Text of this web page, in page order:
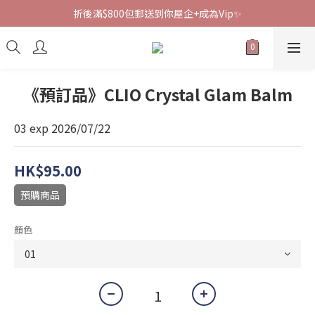
折後滿$800包郵送到你屋企+成為Vip✨
《預訂品》CLIO Crystal Glam Balm
03 exp 2026/07/22
HK$95.00
預購商品
顏色